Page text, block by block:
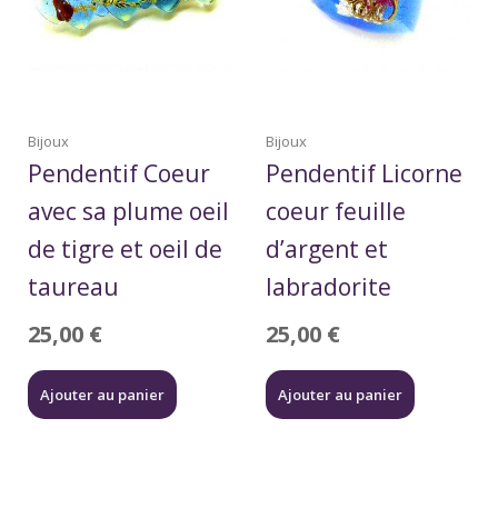
Bijoux
Pendentif Coeur
avec sa plume oeil
de tigre et oeil de
taureau
25,00 €
Ajouter au panier
Bijoux
Pendentif Licorne
coeur feuille
d’argent et
labradorite
25,00 €
Ajouter au panier